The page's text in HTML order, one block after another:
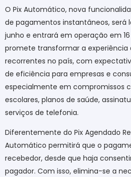
O Pix Automático, nova
de pagamentos instantâneos, será
junho e entrará em operação em
promete transformar a experiência
recorrentes no país, com
de eficiência para empresas e
especialmente em compromissos
escolares, planos de saúde,
serviços de telefonia.
Diferentemente do Pix Agendado
Automático permitirá que o
recebedor, desde que haja
pagador. Com isso, elimina-se a